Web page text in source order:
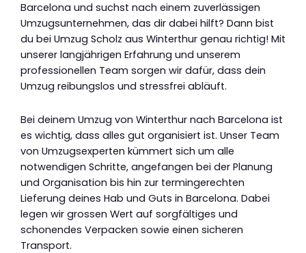
Barcelona und suchst nach einem zuverlässigen
Umzugsunternehmen, das dir dabei hilft? Dann bist
du bei Umzug Scholz aus Winterthur genau richtig! Mit
unserer langjährigen Erfahrung und unserem
professionellen Team sorgen wir dafür, dass dein
Umzug reibungslos und stressfrei abläuft.
Bei deinem Umzug von Winterthur nach Barcelona ist
es wichtig, dass alles gut organisiert ist. Unser Team
von Umzugsexperten kümmert sich um alle
notwendigen Schritte, angefangen bei der Planung
und Organisation bis hin zur termingerechten
Lieferung deines Hab und Guts in Barcelona. Dabei
legen wir grossen Wert auf sorgfältiges und
schonendes Verpacken sowie einen sicheren
Transport.